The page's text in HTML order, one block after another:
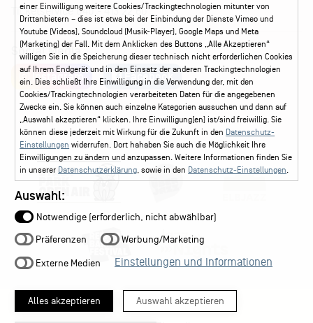
Ticketservice 040 - 413 22 60
Social Media
Instagram Facebook
einer Einwilligung weitere Cookies/Trackingtechnologien mitunter von
Drittanbietern – dies ist etwa bei der Einbindung der Dienste Vimeo und
Youtube (Videos), Soundcloud (Musik-Player), Google Maps und Meta
(Marketing) der Fall. Mit dem Anklicken des Buttons „Alle Akzeptieren“
willigen Sie in die Speicherung dieser technisch nicht erforderlichen Cookies
auf Ihrem Endgerät und in den Einsatz der anderen Trackingtechnologien
ein. Dies schließt Ihre Einwilligung in die Verwendung der, mit den
Cookies/Trackingtechnologien verarbeiteten Daten für die angegebenen
Zwecke ein. Sie können auch einzelne Kategorien aussuchen und dann auf
„Auswahl akzeptieren“ klicken. Ihre Einwilligung(en) ist/sind freiwillig. Sie
können diese jederzeit mit Wirkung für die Zukunft in den Datenschutz-
Einstellungen widerrufen. Dort hahaben Sie auch die Möglichkeit Ihre
Einwilligungen zu ändern und anzupassen. Weitere Informationen finden Sie
in unserer Datenschutzerklärung, sowie in den Datenschutz-Einstellungen.
Auswahl:
Notwendige (erforderlich, nicht abwählbar)
Präferenzen Werbung/Marketing
Externe Medien Einstellungen und Informationen
Alles akzeptieren Auswahl akzeptieren